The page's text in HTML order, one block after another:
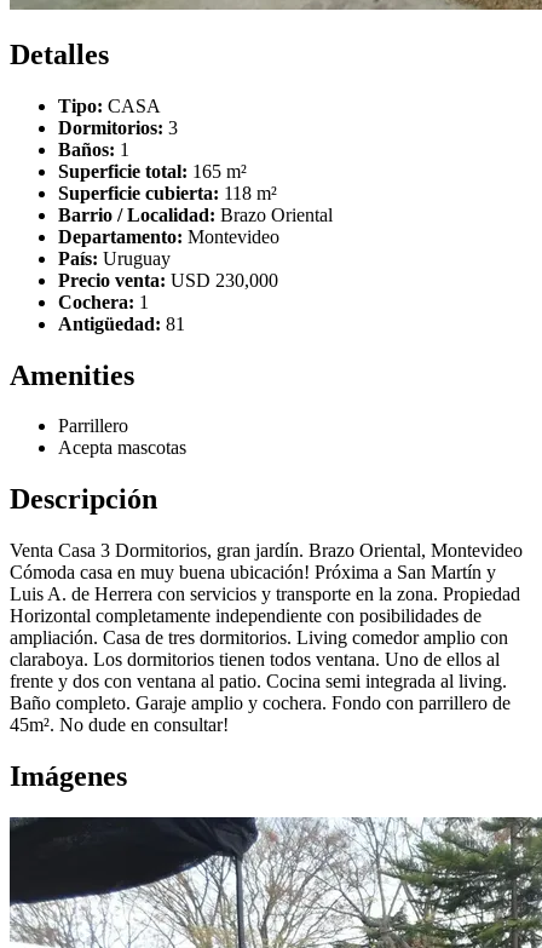
Detalles
Tipo: CASA
Dormitorios: 3
Baños: 1
Superficie total: 165 m²
Superficie cubierta: 118 m²
Barrio / Localidad: Brazo Oriental
Departamento: Montevideo
País: Uruguay
Precio venta: USD 230,000
Cochera: 1
Antigüedad: 81
Amenities
Parrillero
Acepta mascotas
Descripción
Venta Casa 3 Dormitorios, gran jardín. Brazo Oriental, Montevideo
Cómoda casa en muy buena ubicación! Próxima a San Martín y
Luis A. de Herrera con servicios y transporte en la zona. Propiedad
Horizontal completamente independiente con posibilidades de
ampliación. Casa de tres dormitorios. Living comedor amplio con
claraboya. Los dormitorios tienen todos ventana. Uno de ellos al
frente y dos con ventana al patio. Cocina semi integrada al living.
Baño completo. Garaje amplio y cochera. Fondo con parrillero de
45m². No dude en consultar!
Imágenes